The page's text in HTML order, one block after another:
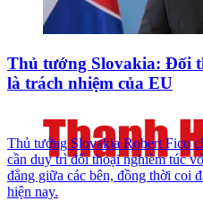
Thủ tướng Slovakia: Đối
là trách nhiệm của EU
Thủ tướng Slovakia Robert Fico
cần duy trì đối thoại nghiêm túc
đẳng giữa các bên, đồng thời coi
hiện nay.